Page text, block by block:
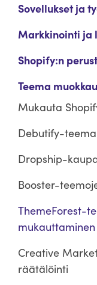
Sovellukset ja
Markkinointi ja
Shopify:n
Teema
Mukauta
Debutify-
Dropship-
Booster-
ThemeForest-
mukauttaminen
Creative
räätälöinti